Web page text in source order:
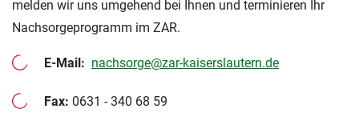
melden wir uns umgehend bei Ihnen und terminieren Ihr
Nachsorgeprogramm im ZAR.
E-Mail: nachsorge@zar-kaiserslautern.de
Fax: 0631 - 340 68 59